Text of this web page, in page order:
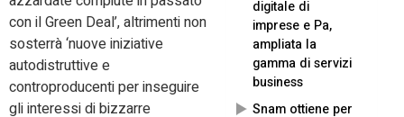
digitale di
imprese e Pa,
ampliata la
gamma di servizi
business
Snam ottiene per
con il Green Deal’, altrimenti non
sosterrà ‘nuove iniziative
autodistruttive e
controproducenti per inseguire
gli interessi di bizzarre